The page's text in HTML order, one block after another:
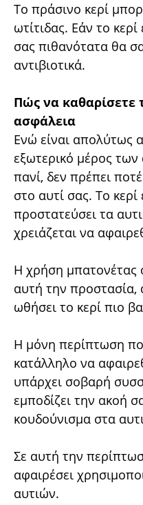
Το πράσινο κερί
ωτίτιδας. Εάν το
σας πιθανότατα θα
αντιβιοτικά.
Πώς να καθαρίσετε
ασφάλεια
Ενώ είναι απολύτως
εξωτερικό μέρος
πανί, δεν πρέπει
στο αυτί σας. Το κερί
προστατεύσει τα
χρειάζεται να
Η χρήση μπατονέτας
αυτή την προστασία,
ωθήσει το κερί πιο
Η μόνη περίπτωση
κατάλληλο να
υπάρχει σοβαρή
εμποδίζει την ακοή
κουδούνισμα στα
Σε αυτή την
αφαιρέσει
αυτιών.